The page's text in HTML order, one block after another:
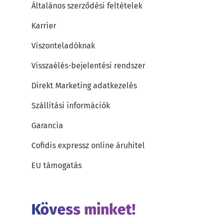
Általános szerződési feltételek
Karrier
Viszonteladóknak
Visszaélés-bejelentési rendszer
Direkt Marketing adatkezelés
Szállítási információk
Garancia
Cofidis expressz online áruhitel
EU támogatás
Kövess minket!